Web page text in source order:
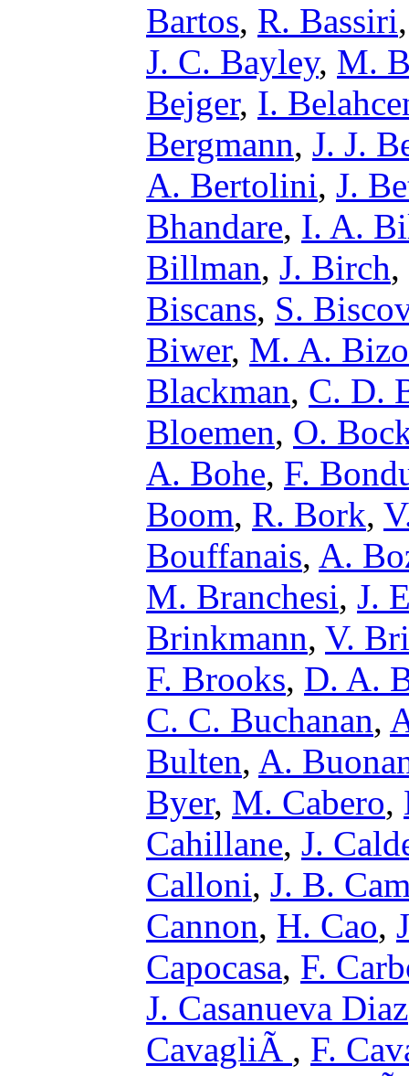
Bartos, R. Bassiri
J. C. Bayley, M.
Bejger, I.
Bergmann, J. J.
A. Bertolini, J.
Bhandare, I. A.
Billman, J. Birch,
Biscans, S.
Biwer, M. A.
Blackman, C. D.
Bloemen, O.
A. Bohe, F.
Boom, R. Bork,
Bouffanais, A.
M. Branchesi, J.
Brinkmann, V.
F. Brooks, D. A.
C. C. Buchanan,
Bulten, A.
Byer, M. Cabero,
Cahillane, J.
Calloni, J. B.
Cannon, H. Cao,
Capocasa, F.
J. Casanueva Diaz
CavagliÃ , F.